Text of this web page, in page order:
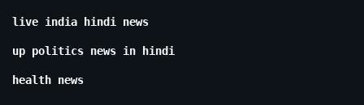
live india hindi news
up politics news in hindi
health news